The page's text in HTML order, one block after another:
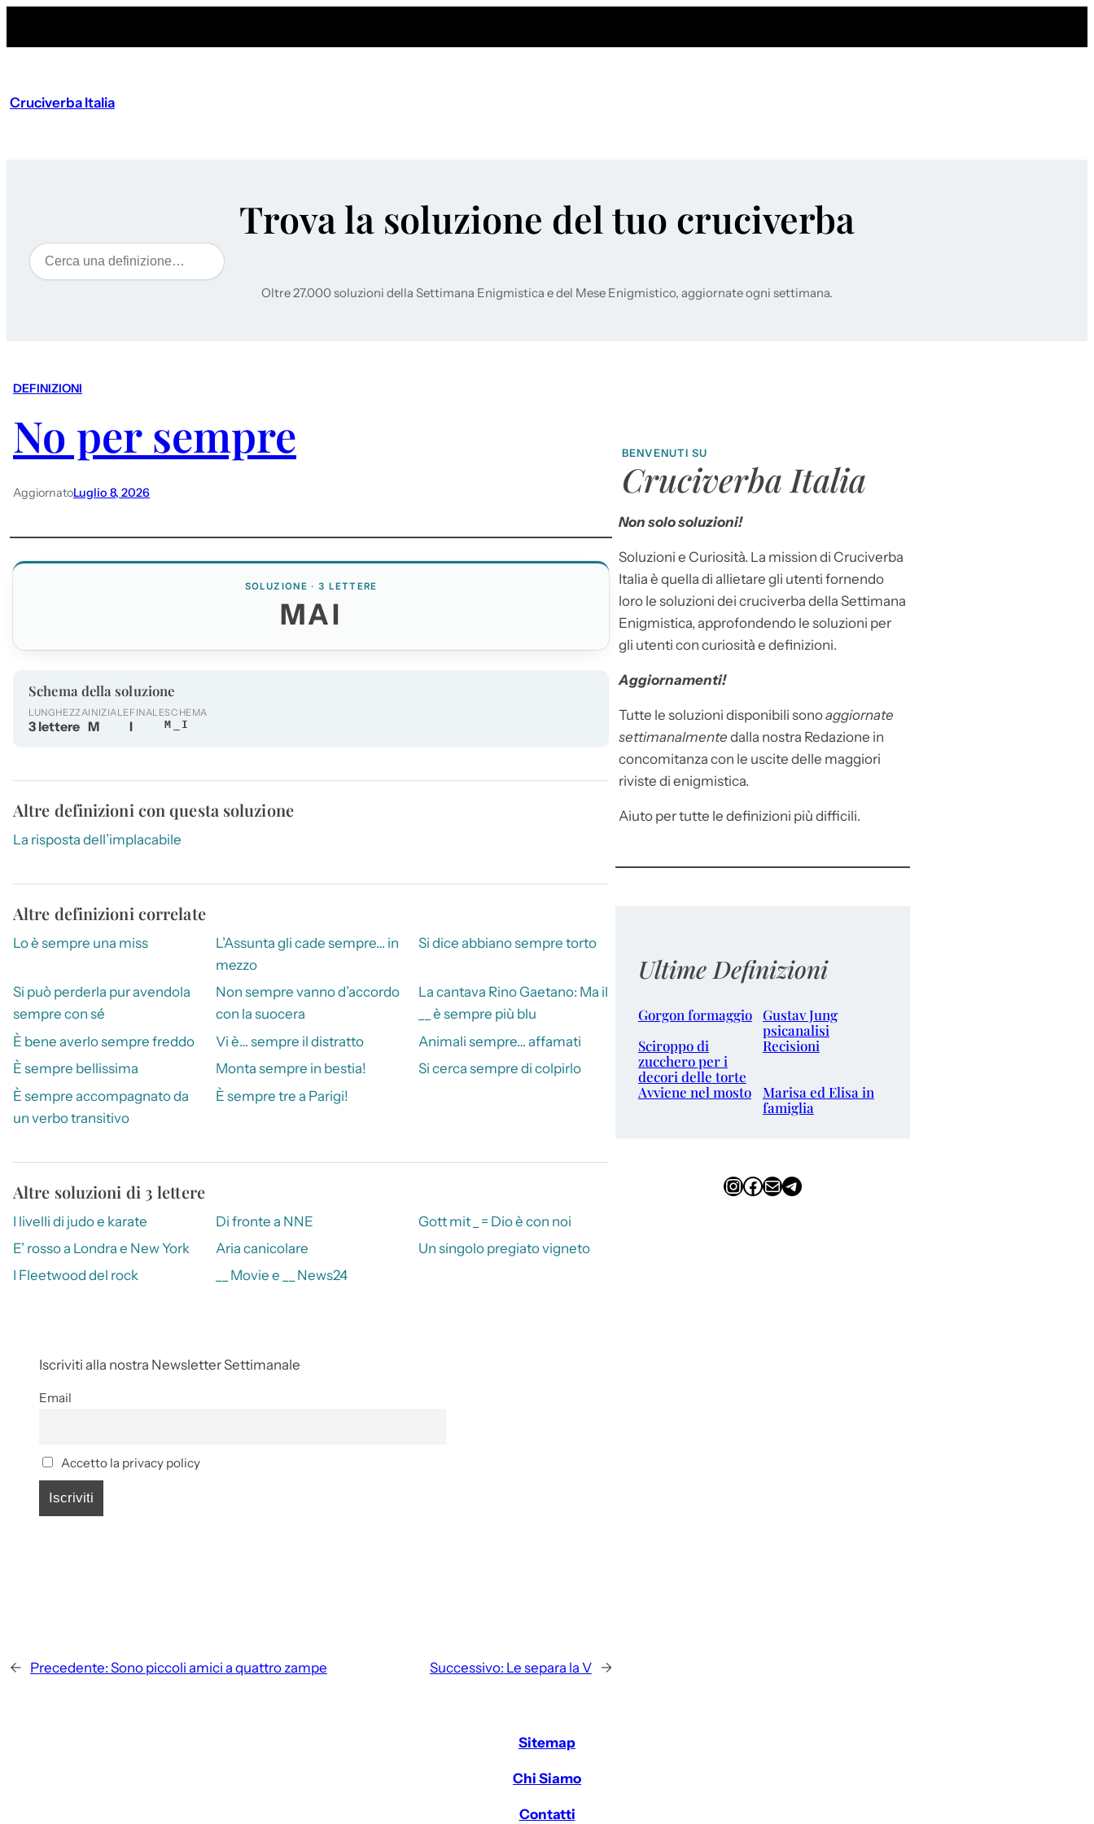
Cruciverba Italia
Trova la soluzione del tuo cruciverba
Cerca
Oltre 27.000 soluzioni della Settimana Enigmistica e del Mese Enigmistico, aggiornate ogni settimana.
DEFINIZIONI
No per sempre
AggiornatoLuglio 8, 2026
SOLUZIONE · 3 LETTERE
MAI
Schema della soluzione
LUNGHEZZA
3 lettere
INIZIALE
M
FINALE
I
SCHEMA
M_I
Altre definizioni con questa soluzione
La risposta dell’implacabile
Altre definizioni correlate
Lo è sempre una miss
L’Assunta gli cade sempre… in
mezzo
Si dice abbiano sempre torto
Si può perderla pur avendola
sempre con sé
Non sempre vanno d’accordo
con la suocera
La cantava Rino Gaetano: Ma il
__ è sempre più blu
È bene averlo sempre freddo
Vi è… sempre il distratto
Animali sempre… affamati
È sempre bellissima
Monta sempre in bestia!
Si cerca sempre di colpirlo
È sempre accompagnato da
un verbo transitivo
È sempre tre a Parigi!
Altre soluzioni di 3 lettere
I livelli di judo e karate Di fronte a NNE
Gott mit _ = Dio è con noi
E’ rosso a Londra e New York
Aria canicolare
Un singolo pregiato vigneto
I Fleetwood del rock
__ Movie e __ News24
Iscriviti alla nostra Newsletter Settimanale
Email
Accetto la privacy policy
← Precedente: Sono piccoli amici a quattro zampe Successivo: Le separa la V →
BENVENUTI SU
Cruciverba Italia
Non solo soluzioni!
Soluzioni e Curiosità. La mission di Cruciverba
Italia è quella di allietare gli utenti fornendo
loro le soluzioni dei cruciverba della Settimana
Enigmistica, approfondendo le soluzioni per
gli utenti con curiosità e definizioni.
Aggiornamenti!
Tutte le soluzioni disponibili sonoaggiornate
settimanalmente dalla nostra Redazione in
concomitanza con le uscite delle maggiori
riviste di enigmistica.
Aiuto per tutte le definizioni più difficili.
Ultime Definizioni
Gorgon formaggio Gustav Jung
psicanalisi
Sciroppo di
zucchero per i
decori delle torte
Recisioni
Avviene nel mosto
Marisa ed Elisa in
famiglia
InstagramFacebook Email Telegram
Sitemap
Chi Siamo
Contatti